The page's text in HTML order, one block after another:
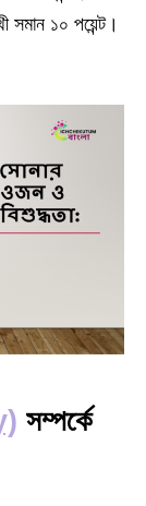
সমান ১০ পয়েন্ট।
সম্পর্কে